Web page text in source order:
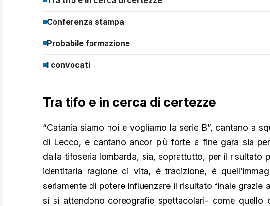
Conferenza stampa
Probabile formazione
I convocati
Tra tifo e in cerca di certezze
“Catania siamo noi e vogliamo la serie B”, cantano a
di Lecco, e cantano ancor più forte a fine gara sia
dalla tifoseria lombarda, sia, soprattutto, per il risultato
identitaria ragione di vita, è tradizione, è
seriamente di potere influenzare il risultato finale grazie
si si attendono coreografie spettacolari- come quello